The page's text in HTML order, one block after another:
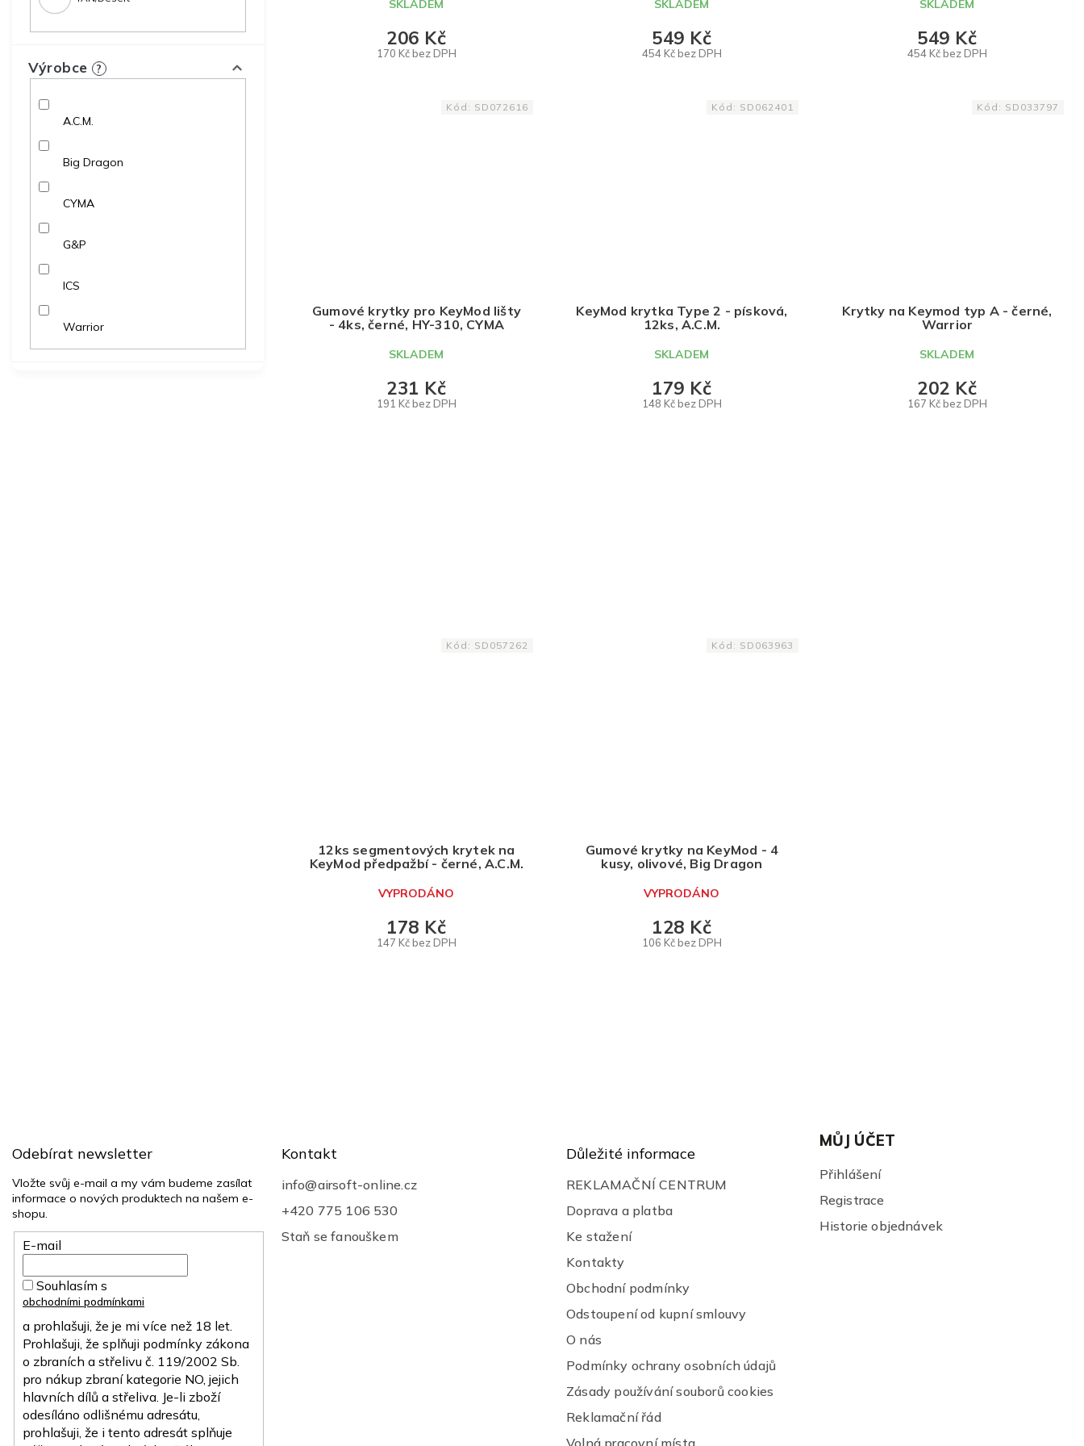
Výrobce ?
A.C.M.
Big Dragon
CYMA
G&P
ICS
Warrior
SKLADEM
170 Kč bez DPH
206 Kč
SKLADEM
454 Kč bez DPH
549 Kč
SKLADEM
454 Kč bez DPH
549 Kč
Gumové krytky pro KeyMod lišty
- 4ks, černé, HY-310, CYMA
SKLADEM
191 Kč bez DPH
231 Kč
Kód: SD072616
KeyMod krytka Type 2 - písková,
12ks, A.C.M.
SKLADEM
148 Kč bez DPH
179 Kč
Kód: SD062401
Krytky na Keymod typ A - černé,
Warrior
SKLADEM
167 Kč bez DPH
202 Kč
Kód: SD033797
12ks segmentových krytek na
KeyMod předpažbí - černé, A.C.M.
VYPRODÁNO
147 Kč bez DPH
178 Kč
Kód: SD057262
Gumové krytky na KeyMod - 4
kusy, olivové, Big Dragon
VYPRODÁNO
106 Kč bez DPH
128 Kč
Kód: SD063963
r
v
k
y
u
Odebírat newsletter
Vložte svůj e-mail a my vám budeme zasílat
informace o nových produktech na našem e-
shopu.
E-mail
Souhlasím s
obchodními podmínkami
a prohlašuji, že je mi více než 18 let.
Prohlašuji, že splňuji podmínky zákona
o zbraních a střelivu č. 119/2002 Sb.
pro nákup zbraní kategorie NO, jejich
hlavních dílů a střeliva. Je-li zboží
odesíláno odlišnému adresátu,
prohlašuji, že i tento adresát splňuje
Kontakt
info@airsoft-online.cz
+420 775 106 530
Staň se fanouškem
Důležité informace
REKLAMAČNÍ CENTRUM
Doprava a platba
Ke stažení
Kontakty
Obchodní podmínky
Odstoupení od kupní smlouvy
O nás
Podmínky ochrany osobních údajů
Zásady používání souborů cookies
Reklamační řád
Volná pracovní místa
MŮJ ÚČET
Přihlášení
Registrace
Historie objednávek